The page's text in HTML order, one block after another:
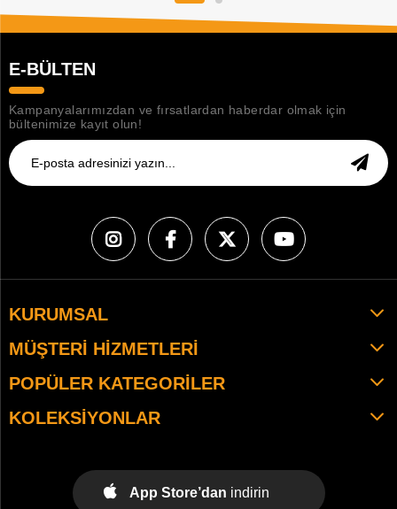
E-BÜLTEN
Kampanyalarımızdan ve fırsatlardan haberdar olmak için
bültenimize kayıt olun!
KURUMSAL
MÜŞTERI HIZMETLERI
POPÜLER KATEGORILER
KOLEKSIYONLAR
App Store’dan indirin